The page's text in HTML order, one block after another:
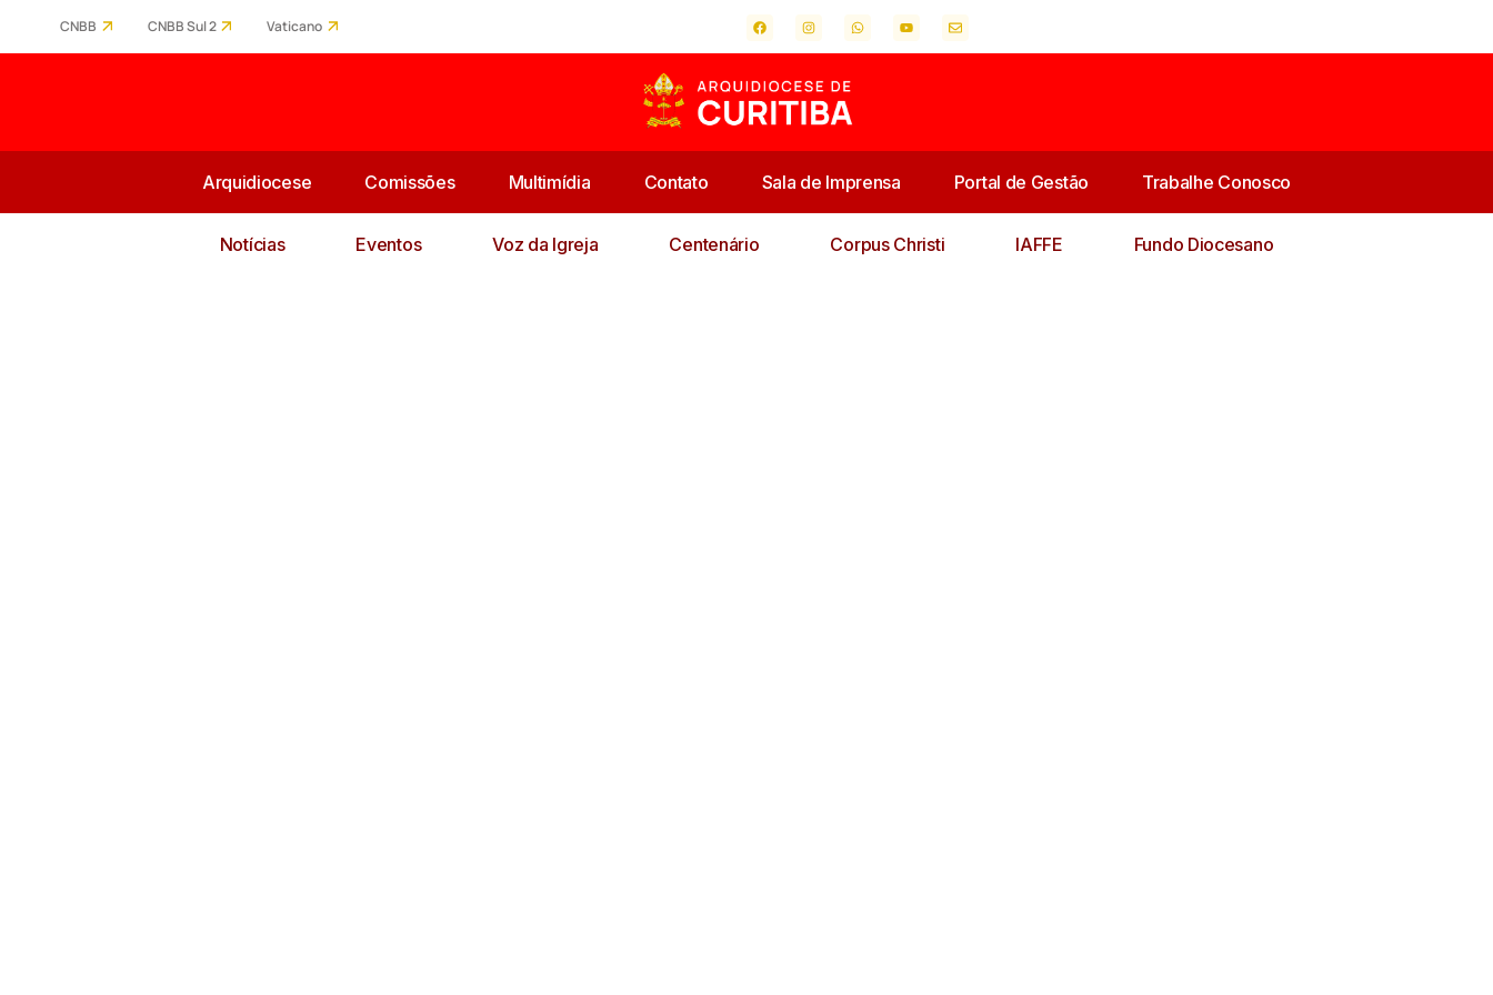
CNBB CNBB Sul 2 Vaticano
Arquidiocese Comissões Multimídia Contato Sala de Imprensa Portal de Gestão Trabalhe Conosco
Notícias Eventos Voz da Igreja Centenário Corpus Christi IAFFE Fundo Diocesano